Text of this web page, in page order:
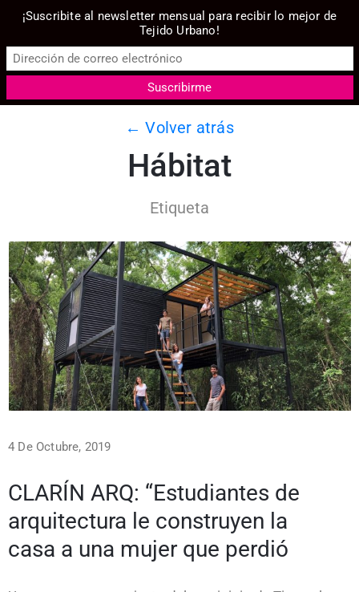
← Volver atrás
Hábitat
Etiqueta
4 De Octubre, 2019
CLARÍN ARQ: “Estudiantes de
arquitectura le construyen la
casa a una mujer que perdió
¡Suscribite al newsletter mensual para recibir lo mejor de
Tejido Urbano!